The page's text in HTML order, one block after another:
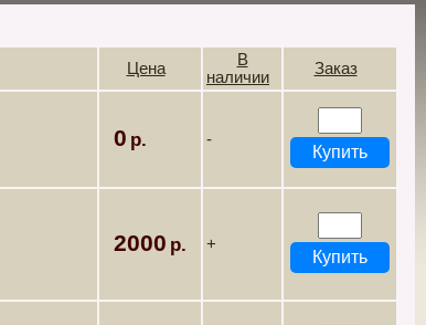
Цена
В
наличии
Заказ
0 -
2000 +